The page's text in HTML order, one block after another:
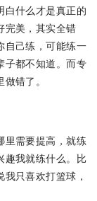
白什么才是真正的
完美，其实全错
自己练，可能练一
子都不知道。而专
错了。
里需要提高，就练
趣我就练什么。比
只喜欢打篮球，